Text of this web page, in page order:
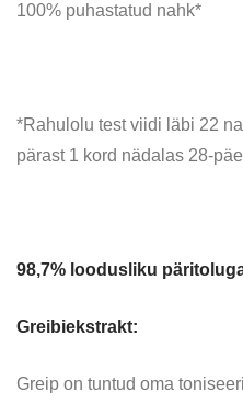
100% puhastatud nahk*
*Rahulolu test viidi läbi 22
pärast 1 kord nädalas 28-
98,7% loodusliku
Greibiekstrakt:
Greip on tuntud oma